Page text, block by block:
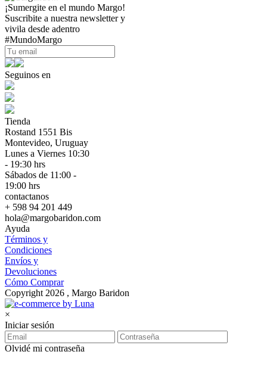
¡Sumergite en el mundo Margo!
Suscribite a nuestra newsletter y
vivila desde adentro
#MundoMargo
Seguinos en
Tienda
Rostand 1551 Bis
Montevideo, Uruguay
Lunes a Viernes 10:30
- 19:30 hrs
Sábados de 11:00 -
19:00 hrs
contactanos
+ 598 94 201 449
hola@margobaridon.com
Ayuda
Términos y
Condiciones
Envíos y
Devoluciones
Cómo Comprar
Copyright 2026 , Margo Baridon
×
Iniciar sesión
Olvidé mi contraseña